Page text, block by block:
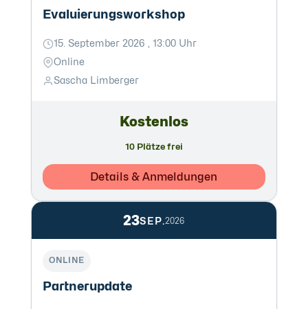
Evaluierungsworkshop
15. September 2026 , 13:00 Uhr
Online
Sascha Limberger
Kostenlos
10 Plätze frei
Details & Anmeldungen
23SEP.2026
ONLINE
Partnerupdate